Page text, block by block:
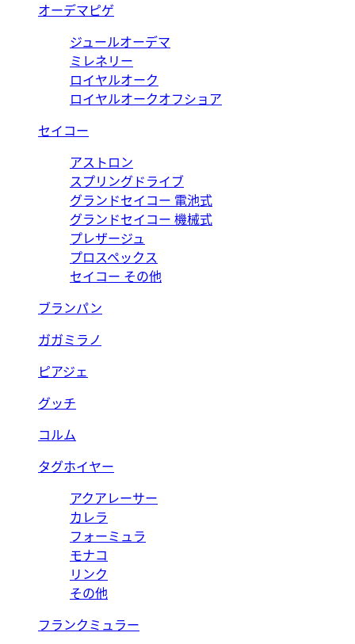
オーデマピゲ
ジュールオーデマ
ミレネリー
ロイヤルオーク
ロイヤルオークオフショア
セイコー
アストロン
スプリングドライブ
グランドセイコー 電池式
グランドセイコー 機械式
プレザージュ
プロスペックス
セイコー その他
ブランパン
ガガミラノ
ピアジェ
グッチ
コルム
タグホイヤー
アクアレーサー
カレラ
フォーミュラ
モナコ
リンク
その他
フランクミュラー